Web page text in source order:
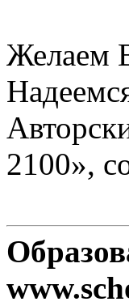
Желаем
2100»,